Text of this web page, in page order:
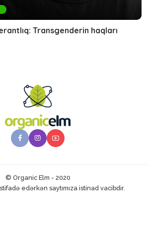
Transgenderin haqları
© Organic Elm - 2020
edərkən saytımıza istinad vacibdir.